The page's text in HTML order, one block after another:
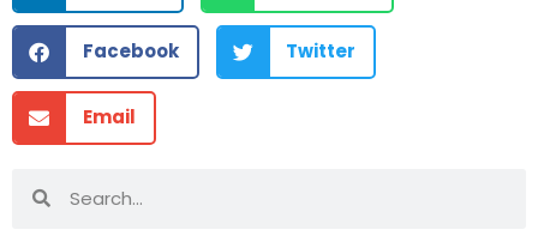
Facebook Twitter
Email